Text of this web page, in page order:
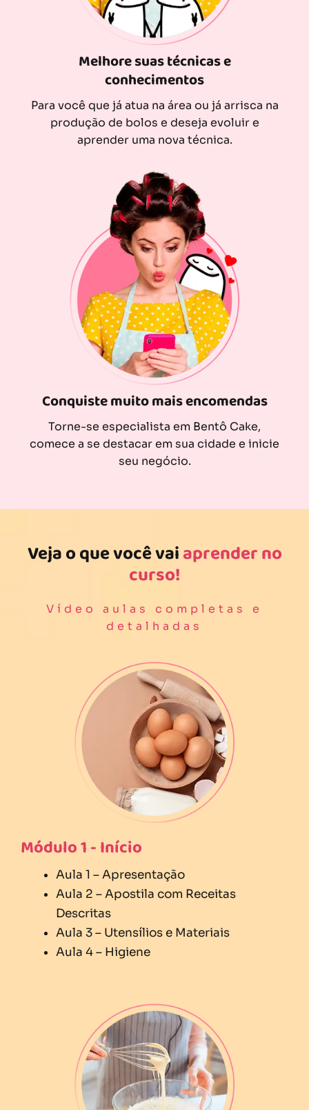
Melhore suas técnicas e
conhecimentos
Para você que já atua na área ou já arrisca na
produção de bolos e deseja evoluir e
aprender uma nova técnica.
Conquiste muito mais encomendas
Torne-se especialista em Bentô Cake,
comece a se destacar em sua cidade e inicie
seu negócio.
Veja o que você vaiaprender no
curso!
Vídeo aulas completas e
detalhadas
Módulo 1 - Início
Aula 1 – Apresentação
Aula 2 – Apostila com Receitas
Descritas
Aula 3 – Utensílios e Materiais
Aula 4 – Higiene